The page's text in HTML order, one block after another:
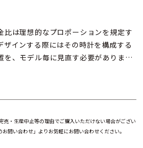
比は理想的なプロポーションを規定す
ザインする際にはその時計を構成する
を、モデル毎に見直す必要がありま
金比です。クロノグラフカウンター
めながら際立つ存在感を放ちます。
・生産中止等の理由でご購入いただけない場合がござい
問い合わせ」よりお気軽にお問い合わせください。